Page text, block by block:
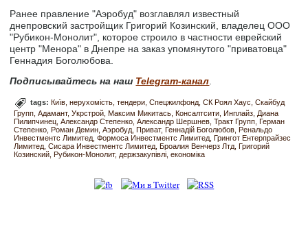
Ранее правление "Аэробуд" возглавлял известный
днепровский застройщик Григорий Козинский, владелец ООО
"Рубикон-Монолит", которое строило в частности еврейский
центр "Менора" в Днепре на заказ упомянутого "приватовца"
Геннадия Боголюбова.
Подписывайтесь на наш Telegram-канал
tags:Київ нерухомість тендери Спецжилфонд СК Роял Хаус
Скайбуд
Групп Адамант Укрстрой Максим Микитась Консалтсити Инплайз Диана
Пилипчинец Александр Степенко Александр Шершнев Тракт Групп Герман
Степенко Роман Демин Аэробуд Приват Геннадій Боголюбов Ренальдо
Инвестментс Лимитед Формоса Инвестментс Лимитед Грингот Ентерпрайзес
Лимитед Сисара Инвестментс Лимитед Броалия Венчерз Лтд Григорий
Козинский Рубикон-Монолит держзакупівлі економіка